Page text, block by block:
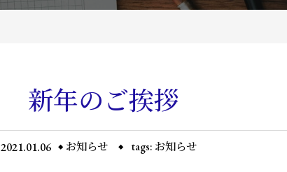
新年のご挨拶
2021.01.06 お知らせ tags: お知らせ